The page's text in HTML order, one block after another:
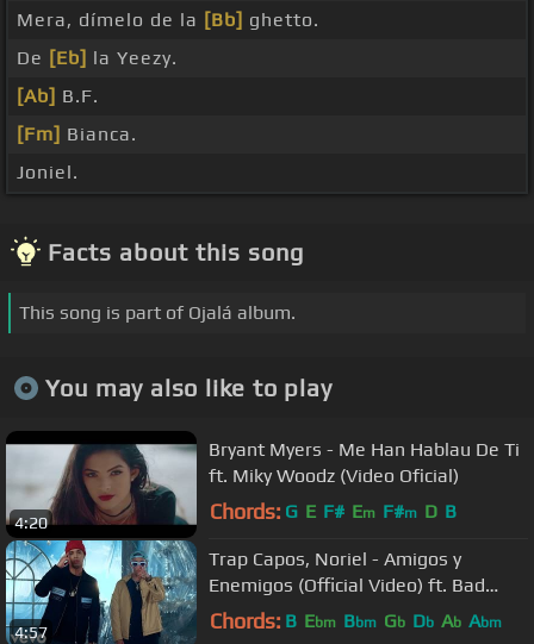
Mera, dímelo de la [Bb] ghetto.
De [Eb] la Yeezy.
[Ab] B.F.
[Fm] Bianca.
Joniel.
Facts about this song
This song is part of Ojalá album.
You may also like to play
4:20
Bryant Myers - Me Han Hablau De Ti
ft. Miky Woodz (Video Oficial)
Chords: G E F# Em F#m D B
4:57
Trap Capos, Noriel - Amigos y
Enemigos (Official Video) ft. Bad
Bunny, Almighty
Chords: B Ebm Bbm Gb Db Ab Abm